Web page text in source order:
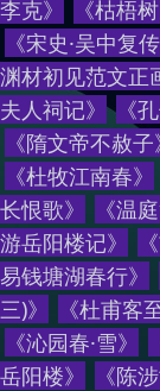
李克》 《枯梧树
《宋史·吴中复传
渊材初见范文正
夫人祠记》 《
《隋文帝不赦子
《杜牧江南春》
长恨歌》 《温
游岳阳楼记》 《
易钱塘湖春行》
三)》 《杜甫客
《沁园春·雪》
岳阳楼》 《陈